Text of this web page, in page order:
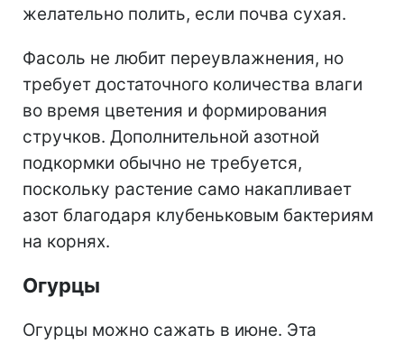
желательно полить, если почва сухая.
Фасоль не любит переувлажнения, но
требует достаточного количества влаги
во время цветения и формирования
стручков. Дополнительной азотной
подкормки обычно не требуется,
поскольку растение само накапливает
азот благодаря клубеньковым бактериям
на корнях.
Огурцы
Огурцы можно сажать в июне. Эта